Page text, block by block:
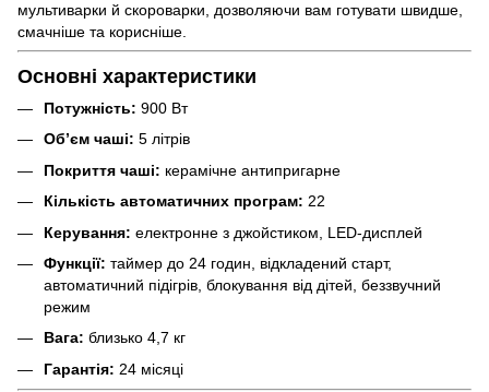
мультиварки й скороварки, дозволяючи вам готувати швидше,
смачніше та корисніше.
Основні характеристики
Потужність: 900 Вт
Об’єм чаші: 5 літрів
Покриття чаші: керамічне антипригарне
Кількість автоматичних програм: 22
Керування: електронне з джойстиком, LED-дисплей
Функції: таймер до 24 годин, відкладений старт,
автоматичний підігрів, блокування від дітей, беззвучний
режим
Вага: близько 4,7 кг
Гарантія: 24 місяці